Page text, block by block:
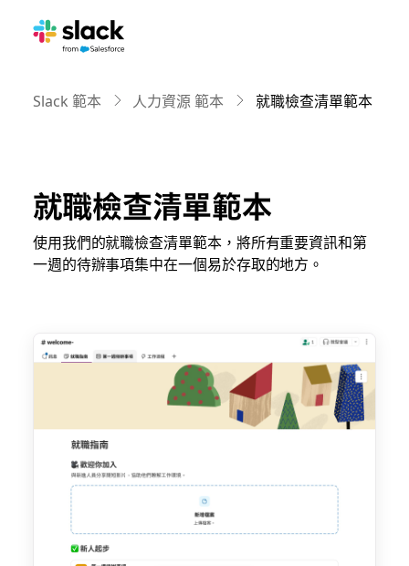
Slack 範本 人力資源 範本 就職檢查清單範本
就職檢查清單範本
使用我們的就職檢查清單範本，將所有重要資訊和第
一週的待辦事項集中在一個易於存取的地方。